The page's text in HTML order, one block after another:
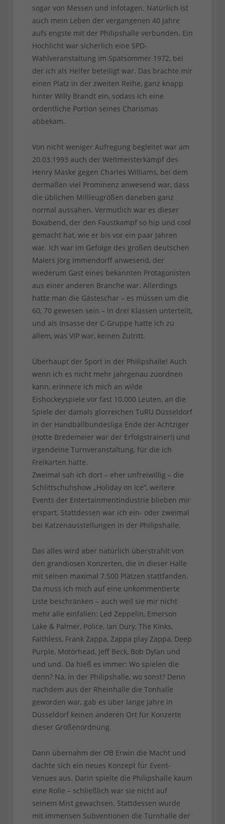
sogar von Messen und Infotagen. Natürlich ist
auch mein Leben der vergangenen 40 Jahre
aufs engste mit der Philipshalle verbunden. Ein
Hochlicht war sicherlich eine SPD-
Wahlveranstaltung im Spätsommer 1972, bei
der ich als Helfer beteiligt war. Das brachte mir
einen Platz in der zweiten Reihe, ganz knapp
hinter Willy Brandt ein, sodass ich eine
ordentliche Portion seines Charismas
abbekam.
Von nicht weniger Aufregung begleitet war am
20.03.1993 auch der Weltmeisterkampf des
Henry Maske gegen Charles Williams, bei dem
dermaßen viel Prominenz anwesend war, dass
die üblichen Millieugrößen daneben ganz
normal aussahen. Vermutlich war es dieser
Boxabend, der den Faustkampf so hip und cool
gemacht hat, wie er bis vor ein paar Jahren
war. Ich war im Gefolge des großen deutschen
Malers Jörg Immendorff anwesend, der
wiederum Gast eines bekannten Protagonisten
aus einer anderen Branche war. Allerdings
hatte man die Gästeschar – es müssen um die
60, 70 gewesen sein – in drei Klassen unterteilt,
und als Insasse der C-Gruppe hatte ich zu
allem, was VIP war, keinen Zutritt.
Überhaupt der Sport in der Philipshalle! Auch
wenn ich es nicht mehr jahrgenau zuordnen
kann, erinnere ich mich an wilde
Eishockeyspiele vor fast 10.000 Leuten, an die
Spiele der damals glorreichen TuRU Düsseldorf
in der Handballbundesliga Ende der Achtziger
(Hotte Bredemeier war der Erfolgstrainer!) und
irgendeine Turnveranstaltung, für die ich
Freikarten hatte.
Zweimal sah ich dort – eher unfreiwillig – die
Schlittschuhshow „Holiday on Ice“, weitere
Events der Entertainmentindustrie blieben mir
erspart. Stattdessen war ich ein- oder zweimal
bei Katzenausstellungen in der Philipshalle.
Das alles wird aber natürlich überstrahlt von
den grandiosen Konzerten, die in dieser Halle
mit seinen maximal 7.500 Plätzen stattfanden.
Da muss ich mich auf eine unkommentierte
Liste beschränken – auch weil sie mir nicht
mehr alle einfallen: Led Zeppelin, Emerson
Lake & Palmer, Police, Ian Dury, The Kinks,
Faithless, Frank Zappa, Zappa play Zappa, Deep
Purple, Motörhead, Jeff Beck, Bob Dylan und
und und. Da hieß es immer: Wo spielen die
denn? Na, in der Philipshalle, wo sonst? Denn
nachdem aus der Rheinhalle die Tonhalle
geworden war, gab es über lange Jahre in
Düsseldorf keinen anderen Ort für Konzerte
dieser Größenordnung.
Dann übernahm der OB Erwin die Macht und
dachte sich ein neues Konzept für Event-
Venues aus. Darin spielte die Philipshalle kaum
eine Rolle – schließlich war sie nicht auf
seinem Mist gewachsen. Stattdessen wurde
mit immensen Subventionen die Turnhalle der